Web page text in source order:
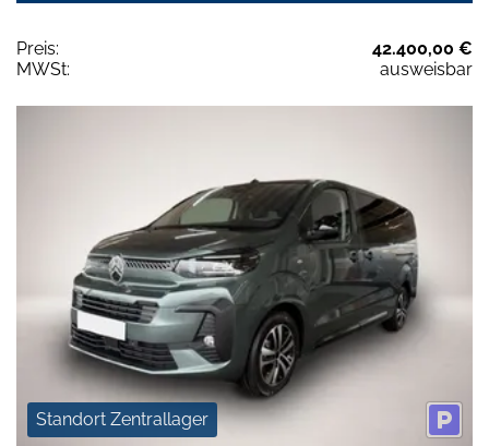
Preis:
42.400,00 €
MWSt:
ausweisbar
Standort Zentrallager